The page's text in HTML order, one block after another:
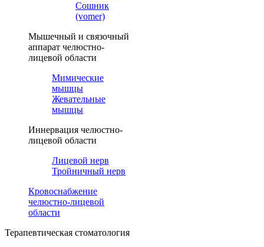
Сошник
(vomer)
Мышечный и связочный
аппарат челюстно-
лицевой области
Мимические
мышцы
Жевательные
мышцы
Иннервация челюстно-
лицевой области
Лицевой нерв
Тройничный нерв
Кровоснабжение
челюстно-лицевой
области
Терапевтическая стоматология